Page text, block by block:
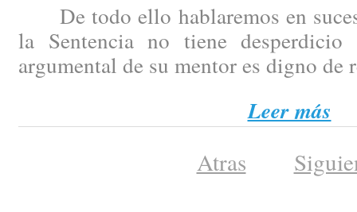
De todo ello hablaremos en
la Sentencia no tiene
argumental de su mentor es digno de
Leer más
Atras